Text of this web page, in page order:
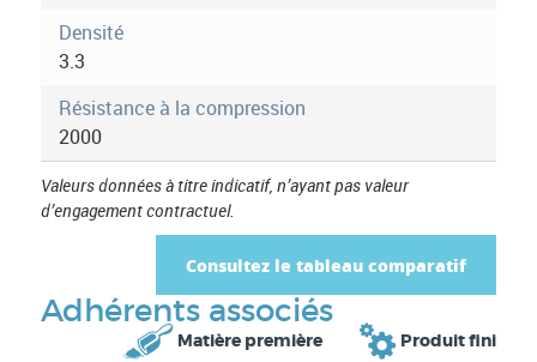
Densité
3.3
Résistance à la compression
2000
Valeurs données à titre indicatif, n’ayant pas valeur
d’engagement contractuel.
Consultez le tableau comparatif
 Matière première  Produit fini
Adhérents associés